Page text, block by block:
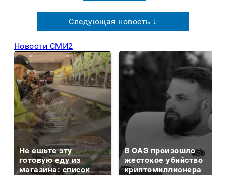
Следующая новость ↓
Новости СМИ2
Не ешьте эту
готовую еду из
магазина: список
В ОАЭ произошло
жестокое убийство
криптомиллионера